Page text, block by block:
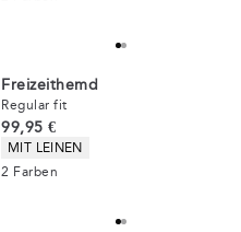
Freizeithemd
Regular fit
Preis
99,95 €
Produkteigenschaften
MIT LEINEN
2 Farben